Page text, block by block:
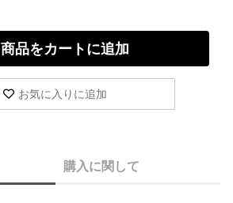
商品をカートに追加
お気に入りに追加
購入に関して